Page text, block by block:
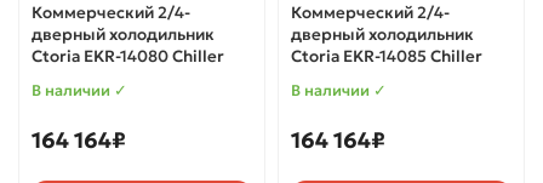
Коммерческий 2/4-
дверный холодильник
Ctoria EKR-14080 Chiller
В наличии ✓
164 164₽
Коммерческий 2/4-
дверный холодильник
Ctoria EKR-14085 Chiller
В наличии ✓
164 164₽